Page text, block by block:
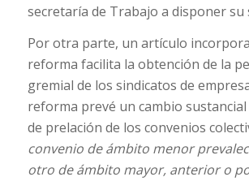
secretaría de Trabajo a disponer su
Por otra parte, un artículo
reforma facilita la obtención de la
gremial de los sindicatos de
reforma prevé un cambio
de prelación de los convenios
convenio de ámbito menor
otro de ámbito mayor, anterior o